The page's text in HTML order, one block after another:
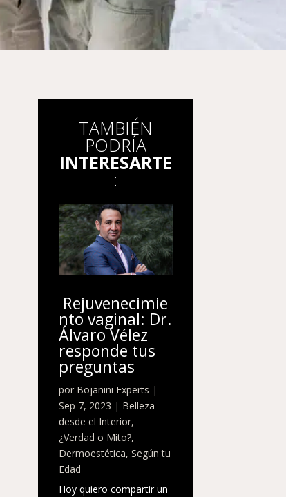
TAMBIÉN
PODRÍA
INTERESARTE
:
Rejuvenecimie
nto vaginal: Dr.
Álvaro Vélez
responde tus
preguntas
por Bojanini Experts |
Sep 7, 2023 | Belleza
desde el Interior,
¿Verdad o Mito?,
Dermoestética,Según tu
Edad
Hoy quiero compartir un